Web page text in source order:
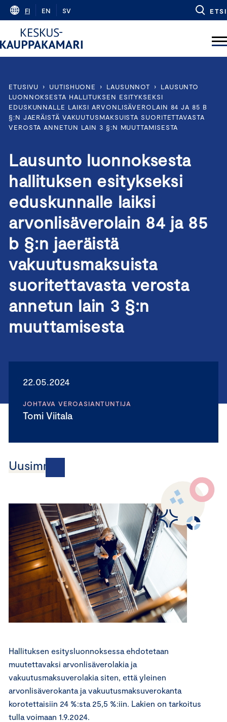
Skip
content
FI EN SV ETSI
ETUSIVU › UUTISHUONE › LAUSUNNOT ›
LAUSUNTO
LUONNOKSESTA HALLITUKSEN ESITYKSEKSI
EDUSKUNNALLE LAIKSI ARVONLISÄVEROLAIN 84 JA 85 B
§:N JAERÄISTÄ VAKUUTUSMAKSUISTA SUORITETTAVASTA
VEROSTA ANNETUN LAIN 3 §:N MUUTTAMISESTA
Lausunto luonnoksesta
hallituksen esitykseksi
eduskunnalle laiksi
arvonlisäverolain 84 ja 85
b §:n jaeräistä
vakuutusmaksuista
suoritettavasta verosta
annetun lain 3 §:n
muuttamisesta
22.05.2024
JOHTAVA VEROASIANTUNTIJA
Tomi Viitala
Uusimmat
Hallituksen esitysluonnoksessa ehdotetaan
muutettavaksi arvonlisäverolakia ja
vakuutusmaksuverolakia siten, että yleinen
arvonlisäverokanta ja vakuutusmaksuverokanta
korotettaisiin 24 %:sta 25,5 %:iin. Lakien on tarkoitus
tulla voimaan 1.9.2024.